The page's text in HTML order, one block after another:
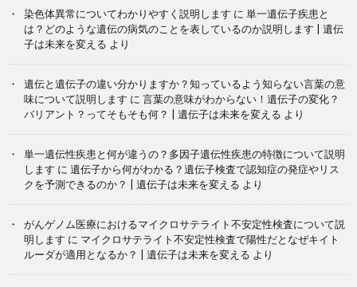
染色体異常についてわかりやすく説明します に 単一遺伝子疾患と
は？どのような遺伝の病気のことを表しているのか説明します | 遺伝
子は未来を変える より
遺伝と遺伝子の違い分かりますか？知っているよう知らない言葉の意
味について説明します に 言葉の意味がわからない！遺伝子の変化？
バリアント？ってそもそも何？ | 遺伝子は未来を変える より
単一遺伝性疾患と何が違うの？多因子遺伝性疾患の特徴について説明
します に 遺伝子から何がわかる？遺伝子検査で認知症の発症やリス
クを予測できるのか？ | 遺伝子は未来を変える より
がんゲノム医療におけるマイクロサテライト不安定性検査について説
明します に マイクロサテライト不安定性検査で陽性だとなぜキイト
ルーダが適用となるか？ | 遺伝子は未来を変える より